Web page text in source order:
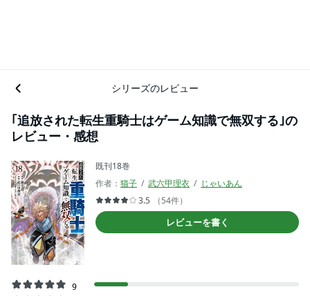
シリーズのレビュー
｢追放された転生重騎士はゲーム知識で無双する｣の
レビュー・感想
既刊18巻
作者： 猫子 武六甲理衣
じゃいあん
3.5
（54件）
レビューを書く
9